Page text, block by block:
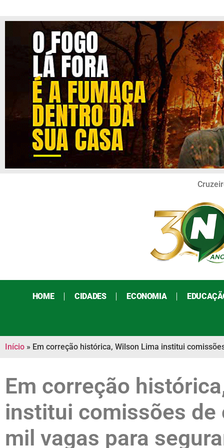
HOME CIDADES ECONOMIA
Início » Em correção histórica, Wilson Lima institui
Em correção
institui comissões de
mil vagas para